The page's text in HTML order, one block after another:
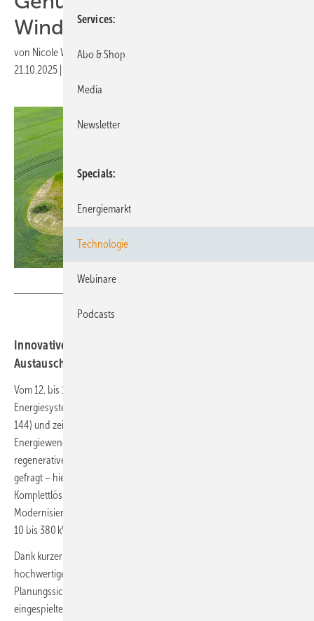
Windenergietagen
von Nicole Weinhold
21.10.2025
Innovative Netzlösungen treffen auf persönlichen
Austausch – mit Fußballlegende Ulf Kirsten als Gast
Vom 12. bis 14. November 2025 präsentiert sich die WT
Energiesysteme GmbH auf den Windenergietagen in Potsdam (Stand
144) und zeigt, wie moderne Umspannwerke mit System die
Energiewende voranbringen. Angesichts der wachsenden Zahl
regenerativer Erzeuger sind neue Strukturen in der Energieverteilung
gefragt – hier setzt das Unternehmen mit maßgeschneiderten
Komplettlösungen an: ** Planung, Bau, Wartung und
Modernisierung** von Umspannwerken und Netzeinspeisungen von
10 bis 380 kV kommen bei WT Energiesysteme aus einer Hand.
Dank kurzer Bauzeiten, innovativer Schaltschranksysteme und
hochwertiger Komponenten profitieren Kundinnen und Kunden von
Planungssicherheit, Flexibilität und Herstellerunabhängigkeit. Das
eingespielte Team steht für reibungslose Abläufe und erfolgreiche
Services
Abo & Shop
Media
Newsletter
Specials
Energiemarkt
Technologie
Webinare
Podcasts